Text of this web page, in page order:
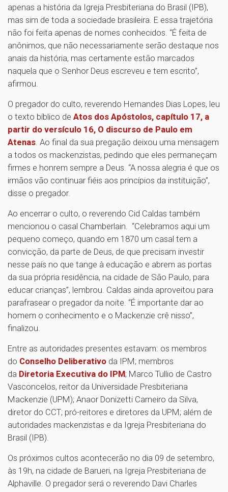
apenas a história da Igreja Presbiteriana do Brasil (IPB),
mas sim de toda a sociedade brasileira. E essa trajetória
não foi feita apenas de nomes conhecidos. “É feita de
anônimos, que não necessariamente serão destaque nos
anais da história, mas certamente estão marcados
naquela que o Senhor Deus escreveu e tem escrito”,
afirmou.
O pregador do culto, reverendo Hernandes Dias Lopes, leu
o texto bíblico de Atos dos Apóstolos, capítulo 17, a
partir do versículo 16, O discurso de Paulo em
Atenas . Ao final da sua pregação deixou uma mensagem
a todos os mackenzistas, pedindo que eles permaneçam
firmes e honrem sempre a Deus. “A nossa alegria é que os
irmãos vão continuar fiéis aos princípios da instituição”,
disse o pregador.
Ao encerrar o culto, o reverendo Cid Caldas também
mencionou o casal Chamberlain. “Celebramos aqui um
pequeno começo, quando em 1870 um casal tem a
convicção, da parte de Deus, de que precisam investir
nesse país no que tange à educação e abrem as portas
da sua própria residência, na cidade de São Paulo, para
educar crianças”, lembrou. Caldas ainda aproveitou para
parafrasear o pregador da noite. “É importante dar ao
homem o conhecimento e o Mackenzie crê nisso”,
finalizou.
Entre as autoridades presentes estavam: os membros
do Conselho Deliberativo da IPM; membros
da Diretoria Executiva do IPM; Marco Tullio de Castro
Vasconcelos, reitor da Universidade Presbiteriana
Mackenzie (UPM); Anaor Donizetti Carneiro da Silva,
diretor do CCT; pró-reitores e diretores da UPM; além de
autoridades mackenzistas e da Igreja Presbiteriana do
Brasil (IPB).
Os próximos cultos acontecerão no dia 09 de setembro,
às 19h, na cidade de Barueri, na Igreja Presbiteriana de
Alphaville. O pregador será o reverendo Davi Charles